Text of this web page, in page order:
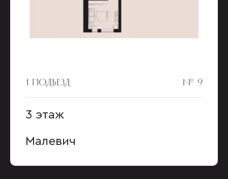
1 ПОДЪЕЗД № 9
3 этаж
Малевич